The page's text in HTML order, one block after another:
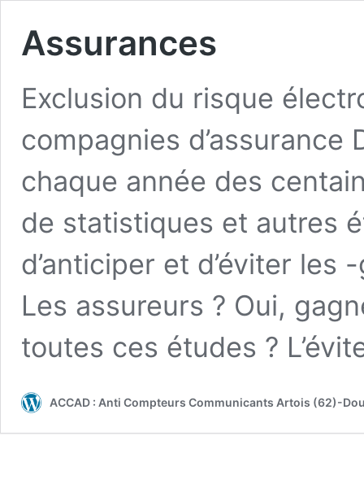
Assurances
Exclusion du risque
compagnies d’assurance
chaque année des
de statistiques et autres
d’anticiper et d’éviter
Les assureurs ? Oui,
toutes ces études ?
ACCAD : Anti Compteurs Communicants Artois (62)-